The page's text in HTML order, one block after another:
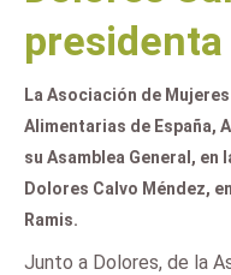
presidenta
La Asociación de
Alimentarias de España,
su Asamblea General,
Dolores Calvo Méndez,
Ramis.
Junto a Dolores, de la